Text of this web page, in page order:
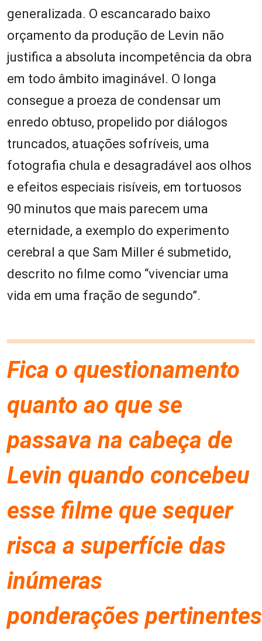
generalizada. O escancarado baixo
orçamento da produção de Levin não
justifica a absoluta incompetência da obra
em todo âmbito imaginável. O longa
consegue a proeza de condensar um
enredo obtuso, propelido por diálogos
truncados, atuações sofríveis, uma
fotografia chula e desagradável aos olhos
e efeitos especiais risíveis, em tortuosos
90 minutos que mais parecem uma
eternidade, a exemplo do experimento
cerebral a que Sam Miller é submetido,
descrito no filme como “vivenciar uma
vida em uma fração de segundo”.
Fica o questionamento
quanto ao que se
passava na cabeça de
Levin quando concebeu
esse filme que sequer
risca a superfície das
inúmeras
ponderações pertinentes